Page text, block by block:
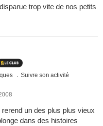
trop vite de nos petits
Suivre son activité
un des plus plus vieux
dans des histoires